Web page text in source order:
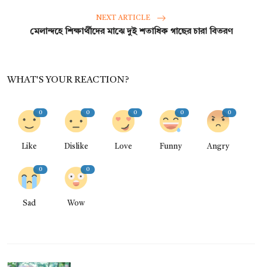
NEXT ARTICLE
মেলান্দহে শিক্ষার্থীদের মাঝে দুই শতাধিক গাছের চারা বিতরণ
WHAT'S YOUR REACTION?
0
Like
0
Dislike
0
Love
0
Funny
0
Angry
0
Sad
0
Wow